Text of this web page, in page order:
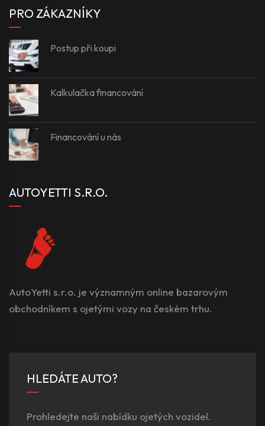
PRO ZÁKAZNÍKY
Postup při koupi
Kalkulačka financování
Financování u nás
AUTOYETTI S.R.O.
AutoYetti s.r.o. je významným online bazarovým
obchodníkem s ojetými vozy na českém trhu.
HLEDÁTE AUTO?
Prohledejte naši nabídku ojetých vozidel.